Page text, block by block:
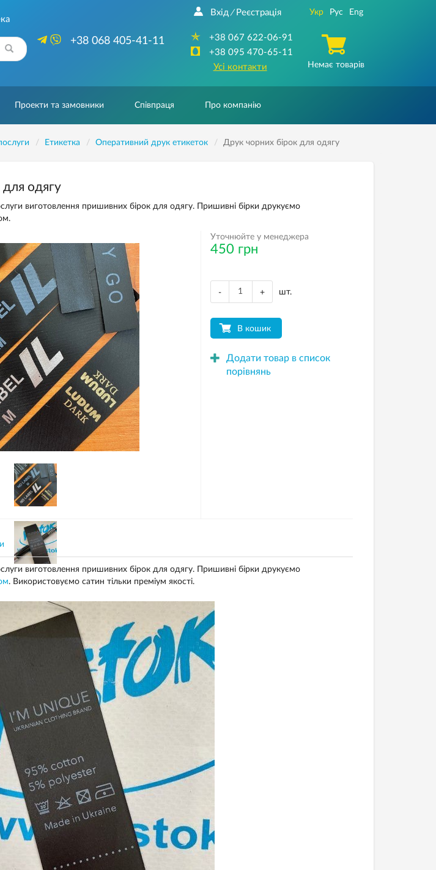
+38 068 405-41-11
Вхід / Реєстрація
+38 067 622-06-91
+38 095 470-65-11
Усі контакти
Укр Рус Eng
Немає товарів
Проекти та замовники Співпраця Про компанію
Етикетка Оперативний друк етикеток Друк чорних бірок для одягу
одягу
виготовлення пришивних бірок для одягу. Пришивні бірки друкуємо
Уточнюйте у менеджера
450 грн
- + шт.
В кошик
Додати товар в список
порівнянь
виготовлення пришивних бірок для одягу. Пришивні бірки друкуємо
. Використовуємо сатин тільки преміум якості.